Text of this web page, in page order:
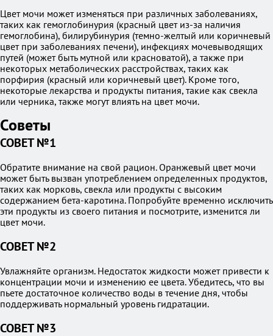
Цвет мочи может изменяться при различных заболеваниях,
таких как гемоглобинурия (красный цвет из-за наличия
гемоглобина), билирубинурия (темно-желтый или коричневый
цвет при заболеваниях печени), инфекциях мочевыводящих
путей (может быть мутной или красноватой), а также при
некоторых метаболических расстройствах, таких как
порфирия (красный или коричневый цвет). Кроме того,
некоторые лекарства и продукты питания, такие как свекла
или черника, также могут влиять на цвет мочи.
Советы
СОВЕТ №1
Обратите внимание на свой рацион. Оранжевый цвет мочи
может быть вызван употреблением определенных продуктов,
таких как морковь, свекла или продукты с высоким
содержанием бета-каротина. Попробуйте временно исключить
эти продукты из своего питания и посмотрите, изменится ли
цвет мочи.
СОВЕТ №2
Увлажняйте организм. Недостаток жидкости может привести к
концентрации мочи и изменению ее цвета. Убедитесь, что вы
пьете достаточное количество воды в течение дня, чтобы
поддерживать нормальный уровень гидратации.
СОВЕТ №3